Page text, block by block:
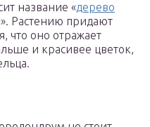
название «дерево
Растению придают
что оно отражает
и красивее цветок,